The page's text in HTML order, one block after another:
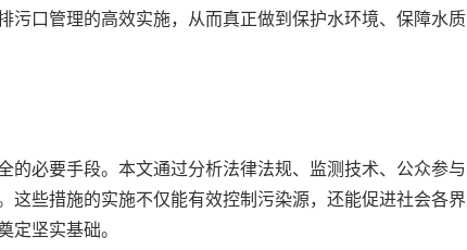
污口管理的高效实施，从而真正做到保护水环境、保障水质
的必要手段。本文通过分析法律法规、监测技术、公众参与
这些措施的实施不仅能有效控制污染源，还能促进社会各界
定坚实基础。